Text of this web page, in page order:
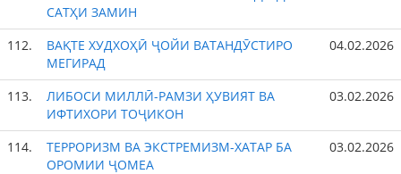
САТҲИ ЗАМИН
112.
ВАҚТЕ ХУДХОҲӢ ҶОЙИ ВАТАНДӮСТИРО
МЕГИРАД
04.02.2026
113.
ЛИБОСИ МИЛЛӢ-РАМЗИ ҲУВИЯТ ВА
ИФТИХОРИ ТОҶИКОН
03.02.2026
114.
ТЕРРОРИЗМ ВА ЭКСТРЕМИЗМ-ХАТАР БА
ОРОМИИ ҶОМЕА
03.02.2026